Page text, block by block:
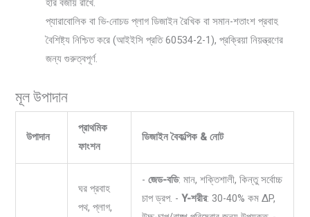
হার বজায় রাখে.
প্যারাবোলিক বা ভি-নোচড প্লাগ ডিজাইন রৈখিক বা সমান-শতাংশ প্রবাহ
বৈশিষ্ট্য নিশ্চিত করে (আইইসি প্রতি 60534-2-1), প্রক্রিয়া নিয়ন্ত্রণের
জন্য গুরুত্বপূর্ণ.
মূল উপাদান
উপাদান
প্রাথমিক
ফাংশন
ডিজাইন বৈকল্পিক & নোট
ঘর প্রবাহ
পথ, প্লাগ,
-জেড-বডি: মান, শক্তিশালী, কিন্তু সর্বোচ্চ
চাপ ড্রপ. -Y-শরীর: 30-40% কম ΔP,